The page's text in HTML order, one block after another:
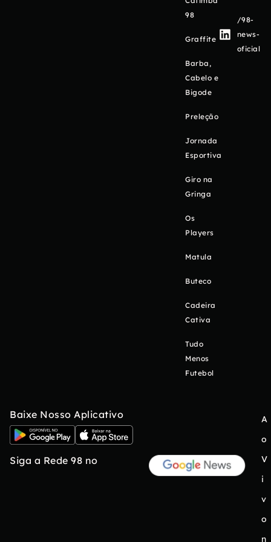
98
Graffite
Barba,
Cabelo e
Bigode
Preleção
Jornada
Esportiva
Giro na
Gringa
Os
Players
Matula
Buteco
Cadeira
Cativa
Tudo
Menos
Futebol
/98-
news-
oficial
Baixe Nosso Aplicativo
Siga a Rede 98 no
A
o
V
i
v
o
n